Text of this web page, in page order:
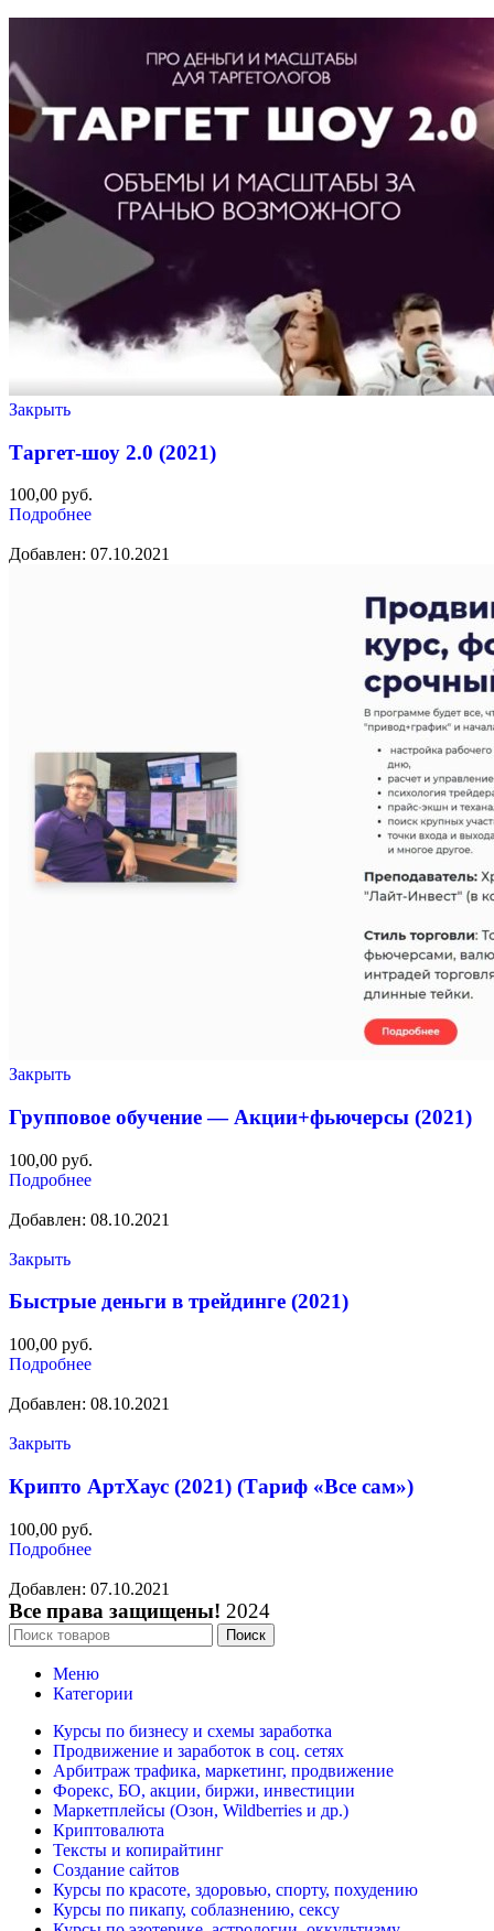
Закрыть
Таргет-шоу 2.0 (2021)
100,00 руб.
Подробнее
Добавлен: 07.10.2021
Закрыть
Групповое обучение — Акции+фьючерсы (2021)
100,00 руб.
Подробнее
Добавлен: 08.10.2021
Закрыть
Быстрые деньги в трейдинге (2021)
100,00 руб.
Подробнее
Добавлен: 08.10.2021
Закрыть
Крипто АртХаус (2021) (Тариф «Все сам»)
100,00 руб.
Подробнее
Добавлен: 07.10.2021
Все права защищены! 2024
Поиск
Меню
Категории
Курсы по бизнесу и схемы заработка
Продвижение и заработок в соц. сетях
Арбитраж трафика, маркетинг, продвижение
Форекс, БО, акции, биржи, инвестиции
Маркетплейсы (Озон, Wildberries и др.)
Криптовалюта
Тексты и копирайтинг
Создание сайтов
Курсы по красоте, здоровью, спорту, похудению
Курсы по пикапу, соблазнению, сексу